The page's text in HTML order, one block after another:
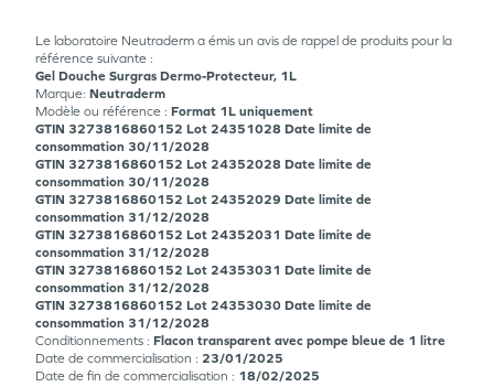
Le laboratoire Neutraderm a émis un avis de rappel de produits pour la
référence suivante :
Gel Douche Surgras Dermo-Protecteur, 1L
Marque: Neutraderm
Modèle ou référence : Format 1L uniquement
GTIN 3273816860152 Lot 24351028 Date limite de
consommation 30/11/2028
GTIN 3273816860152 Lot 24352028 Date limite de
consommation 30/11/2028
GTIN 3273816860152 Lot 24352029 Date limite de
consommation 31/12/2028
GTIN 3273816860152 Lot 24352031 Date limite de
consommation 31/12/2028
GTIN 3273816860152 Lot 24353031 Date limite de
consommation 31/12/2028
GTIN 3273816860152 Lot 24353030 Date limite de
consommation 31/12/2028
Conditionnements : Flacon transparent avec pompe bleue de 1 litre
Date de commercialisation : 23/01/2025
Date de fin de commercialisation : 18/02/2025